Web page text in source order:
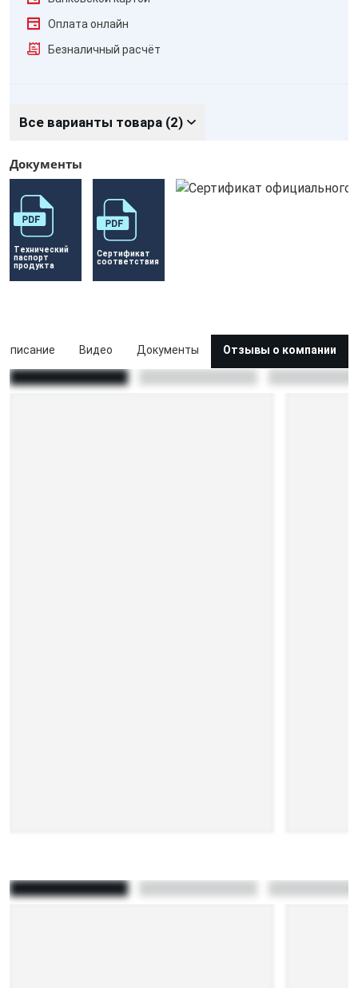
Оплата онлайн
Безналичный расчёт
Все варианты товара (2)
Документы
Технический
паспорт
продукта
Сертификат
соответствия
Описание Видео Документы Отзывы о компании